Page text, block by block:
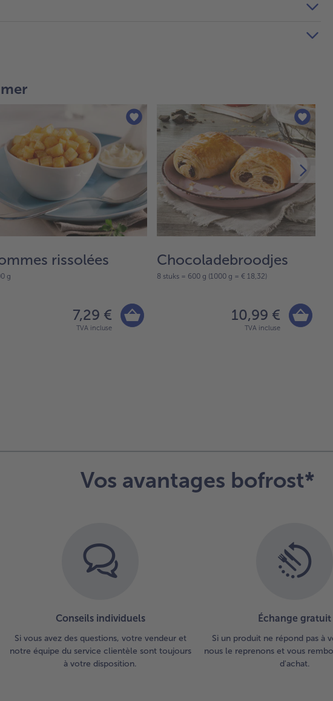
rissolées
g
7,29 €
TVA incluse
Chocoladebroodjes
8 stuks = 600 g (1000 g = € 18,32)
10,99 €
TVA incluse
Vos avantages bofrost*
Conseils individuels
Si vous avez des questions, votre vendeur et
notre équipe du service clientèle sont toujours
à votre disposition.
Échange gratuit
Si un produit ne répond pas à
nous le reprenons et vous
d'achat.